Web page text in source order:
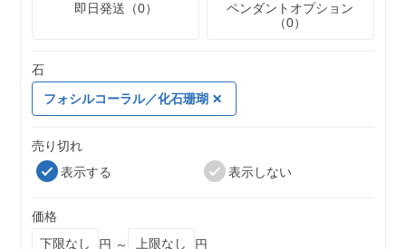
即日発送（0）
ペンダントオプション
（0）
石
フォシルコーラル／化石珊瑚
売り切れ
表示する
表示しない
価格
円 ～
円